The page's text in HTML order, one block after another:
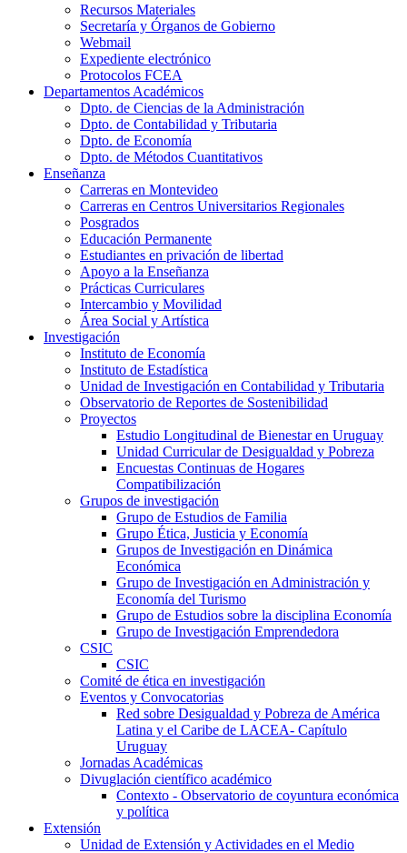
Recursos Materiales
Secretaría y Órganos de Gobierno
Webmail
Expediente electrónico
Protocolos FCEA
Departamentos Académicos
Dpto. de Ciencias de la Administración
Dpto. de Contabilidad y Tributaria
Dpto. de Economía
Dpto. de Métodos Cuantitativos
Enseñanza
Carreras en Montevideo
Carreras en Centros Universitarios Regionales
Posgrados
Educación Permanente
Estudiantes en privación de libertad
Apoyo a la Enseñanza
Prácticas Curriculares
Intercambio y Movilidad
Área Social y Artística
Investigación
Instituto de Economía
Instituto de Estadística
Unidad de Investigación en Contabilidad y Tributaria
Observatorio de Reportes de Sostenibilidad
Proyectos
Estudio Longitudinal de Bienestar en Uruguay
Unidad Curricular de Desigualdad y Pobreza
Encuestas Continuas de Hogares
Compatibilización
Grupos de investigación
Grupo de Estudios de Familia
Grupo Ética, Justicia y Economía
Grupos de Investigación en Dinámica
Económica
Grupo de Investigación en Administración y
Economía del Turismo
Grupo de Estudios sobre la disciplina Economía
Grupo de Investigación Emprendedora
CSIC
CSIC
Comité de ética en investigación
Eventos y Convocatorias
Red sobre Desigualdad y Pobreza de América
Latina y el Caribe de LACEA- Capítulo
Uruguay
Jornadas Académicas
Divuglación científico académico
Contexto - Observatorio de coyuntura económica
y política
Extensión
Unidad de Extensión y Actividades en el Medio